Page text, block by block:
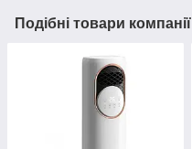
Подібні товари компанії